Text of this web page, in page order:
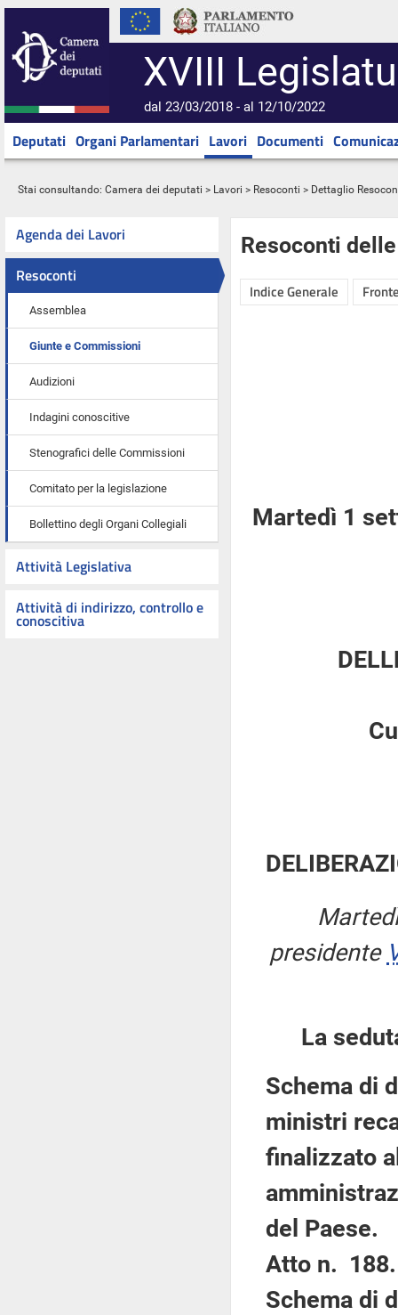
XVIII
dal 23/03/2018 - al 12/10/2022
Deputati Organi Parlamentari Lavori Documenti
Stai consultando: Camera dei deputati > Lavori > Resoconti > Dettaglio
Agenda dei Lavori
Resoconti
Assemblea
Giunte e Commissioni
Audizioni
Indagini conoscitive
Stenografici delle Commissioni
Comitato per la legislazione
Bollettino degli Organi Collegiali
Attività Legislativa
Attività di indirizzo, controllo e
conoscitiva
Resoconti
Indice Generale
Martedì 1
presidente
La
Schema di
ministri
finalizzato
del Paese.
Atto n. 188.
Schema di